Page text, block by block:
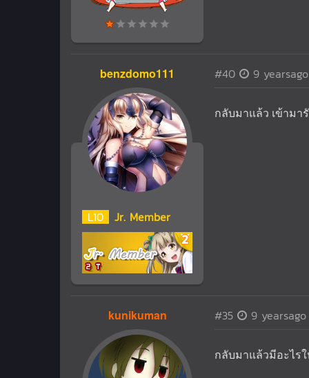
benzdomo111
L10 Jr. Member
#40 9 yearsago
กลับมาแล้ว เข้าม
kunikuman #35 9 yearsago
กลับมาแล้วมีอะไร